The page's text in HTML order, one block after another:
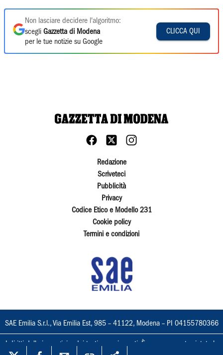
Non lasciare decidere l'algoritmo:
scegli Gazzetta di Modena
per le tue notizie su Google
CLICCA QUI
Redazione
Scriveteci
Pubblicità
Privacy
Codice Etico e Modello 231
Cookie policy
Termini e condizioni
SAE Emilia S.r.l., Via Emilia Est, 985 – 41122, Modena – PI 04155780366
I diritti delle immagini e dei testi sono riservati. È espressamente vietata la